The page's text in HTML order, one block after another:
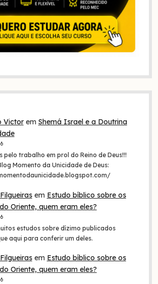
Victorem Shemá Israel e a Doutrina
pelo trabalho em prol do Reino de Deus!!!
Momento da Unicidade de Deus:
em Estudo bíblico sobre os
Oriente, quem eram eles?
estudos sobre dízimo publicados
aqui para conferir um deles.
em Estudo bíblico sobre os
Oriente, quem eram eles?